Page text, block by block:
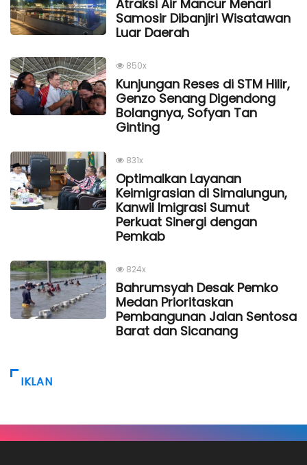
Atraksi Air Mancur Menari
Samosir Dibanjiri Wisatawan
Luar Daerah
850x
Kunjungan Reses di STM Hilir,
Genzo Senang Digendong
Bolangnya, Sofyan Tan
Ginting
831x
Optimalkan Layanan
Keimigrasian di Simalungun,
Kanwil Imigrasi Sumut
Perkuat Sinergi dengan
Pemkab
824x
Bahrumsyah Desak Pemko
Medan Prioritaskan
Pembangunan Jalan Sentosa
Barat dan Sicanang
IKLAN